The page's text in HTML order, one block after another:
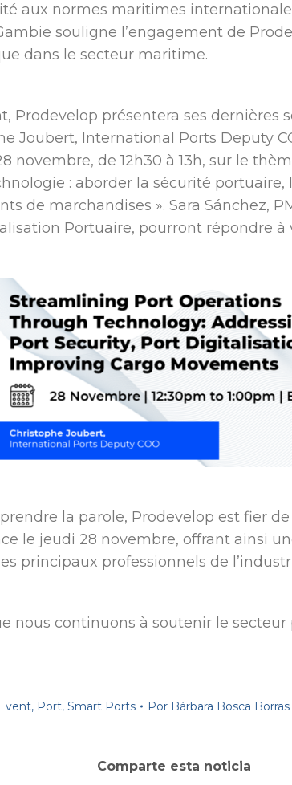
aux normes maritimes
souligne l’engagement de
dans le secteur maritime.
Prodevelop présentera ses dernières
Joubert, International Ports Deputy
novembre, de 12h30 à 13h, sur le
: aborder la sécurité
de marchandises ». Sara Sánchez,
Portuaire, pourront répondre à
la parole, Prodevelop est fier
le jeudi 28 novembre, offrant ainsi
principaux professionnels de
nous continuons à soutenir le
Event, Port, Smart Ports Por Bárbara Bosca Borras
Comparte esta noticia